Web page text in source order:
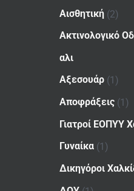
Αισθητική (2)
Ακτινολογικό
αλι
Αξεσουάρ (1)
Αποφράξεις (1)
Γιατροί ΕΟΠΥΥ
Γυναίκα (1)
Δικηγόροι